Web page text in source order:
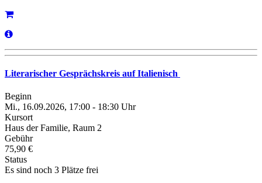
Literarischer Gesprächskreis auf Italienisch
Beginn
Mi., 16.09.2026, 17:00 - 18:30 Uhr
Kursort
Haus der Familie, Raum 2
Gebühr
75,90 €
Status
Es sind noch 3 Plätze frei